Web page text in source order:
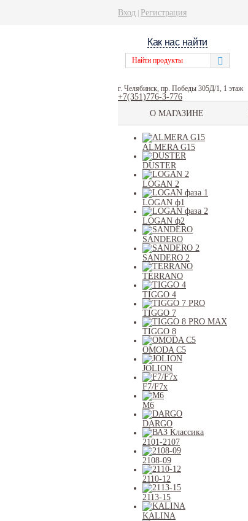
Вход Регистрация
Как нас найти
г. Челябинск, пр. Победы 305Д/1, 1 этаж
+7(351)776-3-776
О МАГАЗИНЕ
ALMERA G15
DUSTER
LOGAN 2
LOGAN ф1
LOGAN ф2
SANDERO
SANDERO 2
TERRANO
TIGGO 4
TIGGO 7
TIGGO 8
OMODA C5
JOLION
F7/F7x
M6
DARGO
2101-2107
2108-09
2110-12
2113-15
KALINA